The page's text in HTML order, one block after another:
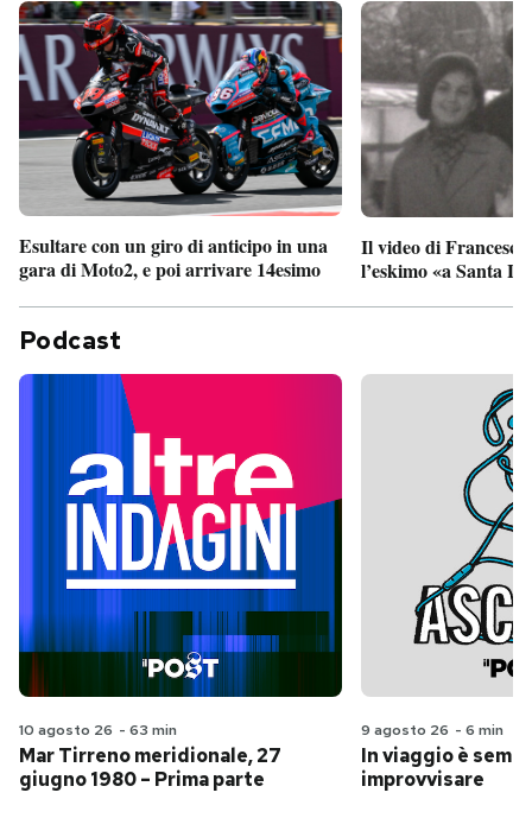
Esultare con un giro di anticipo in una
gara di Moto2, e poi arrivare 14esimo
Il video di
l’eskimo «a Santa
Podcast
10 agosto 26 - 63 min
Mar Tirreno meridionale, 27
giugno 1980 – Prima parte
9 agosto 26 - 6 min
In viaggio è
improvvisare